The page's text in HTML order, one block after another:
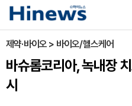
제약·바이오 > 바이오/헬스케어
바슈롬코리아, 녹내장
시